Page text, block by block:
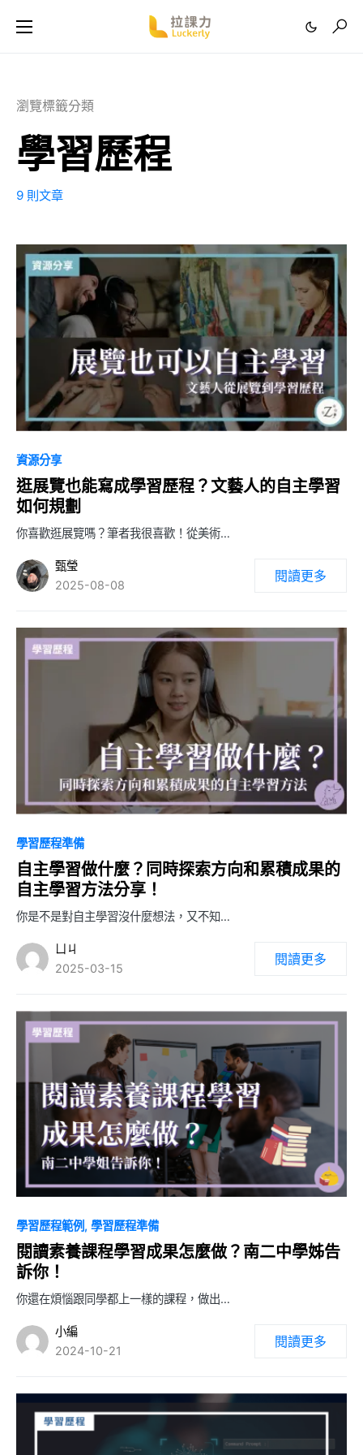
瀏覽標籤分類
學習歷程
9 則文章
資源分享
逛展覽也能寫成學習歷程？文藝人的自主學習
如何規劃
你喜歡逛展覽嗎？筆者我很喜歡！從美術…
甄瑩
2025-08-08
閱讀更多
學習歷程準備
自主學習做什麼？同時探索方向和累積成果的
自主學習方法分享！
你是不是對自主學習沒什麼想法，又不知…
ㄩㄐ
2025-03-15
閱讀更多
學習歷程範例 學習歷程準備
閱讀素養課程學習成果怎麼做？南二中學姊告
訴你！
你還在煩惱跟同學都上一樣的課程，做出…
小編
2024-10-21
閱讀更多